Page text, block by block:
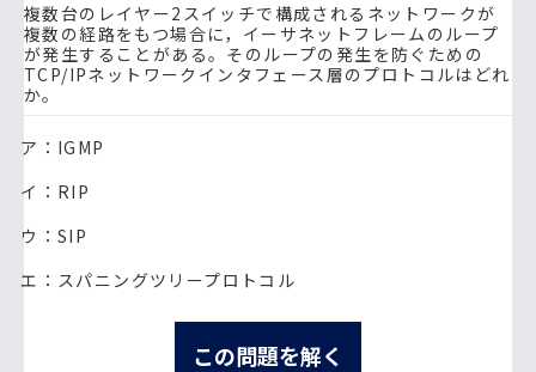
複数台のレイヤー2スイッチで構成されるネットワークが
複数の経路をもつ場合に，イーサネットフレームのループ
が発生することがある。そのループの発生を防ぐための
TCP/IPネットワークインタフェース層のプロトコルはどれ
か。
ア：IGMP
イ：RIP
ウ：SIP
エ：スパニングツリープロトコル
この問題を解く